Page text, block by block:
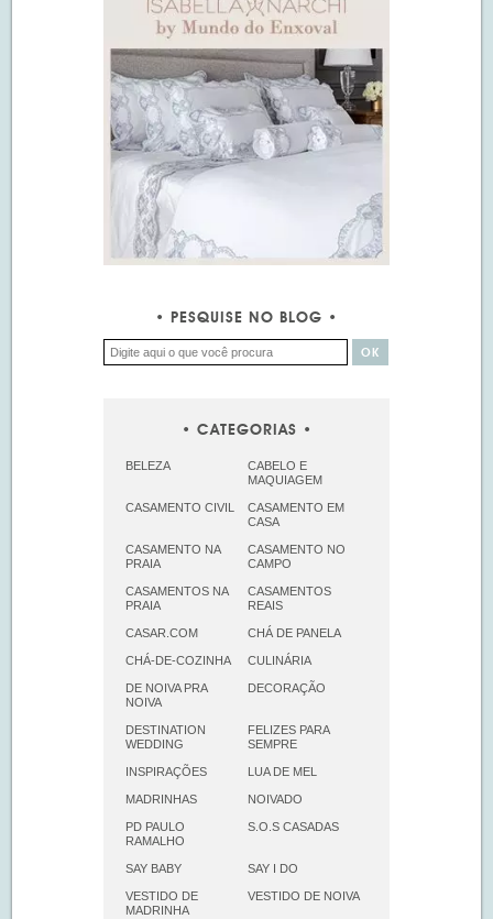
PESQUISE NO BLOG
CATEGORIAS
BELEZA
CABELO E
MAQUIAGEM
CASAMENTO CIVIL
CASAMENTO EM
CASA
CASAMENTO NA
PRAIA
CASAMENTO NO
CAMPO
CASAMENTOS NA
PRAIA
CASAMENTOS
REAIS
CASAR.COM CHÁ DE PANELA
CHÁ-DE-COZINHA CULINÁRIA
DE NOIVA PRA
NOIVA
DECORAÇÃO
DESTINATION
WEDDING
FELIZES PARA
SEMPRE
INSPIRAÇÕES LUA DE MEL
MADRINHAS NOIVADO
PD PAULO
RAMALHO
S.O.S CASADAS
SAY BABY SAY I DO
VESTIDO DE
MADRINHA
VESTIDO DE NOIVA